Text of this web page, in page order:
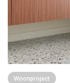
Woonproject